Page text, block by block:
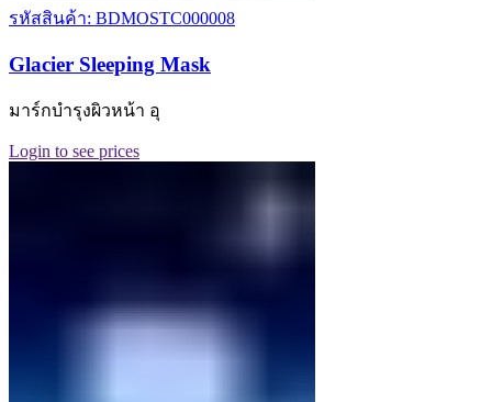
รหัสสินค้า: BDMOSTC000008
Glacier Sleeping Mask
มาร์กบำรุงผิวหน้า อุ
Login to see prices